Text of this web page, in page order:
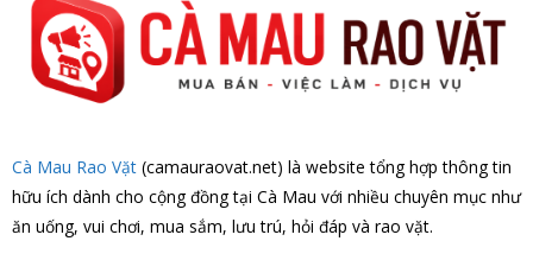
Cà Mau Rao Vặt (camauraovat.net) là website tổng hợp thông tin
hữu ích dành cho cộng đồng tại Cà Mau với nhiều chuyên mục như
ăn uống, vui chơi, mua sắm, lưu trú, hỏi đáp và rao vặt.